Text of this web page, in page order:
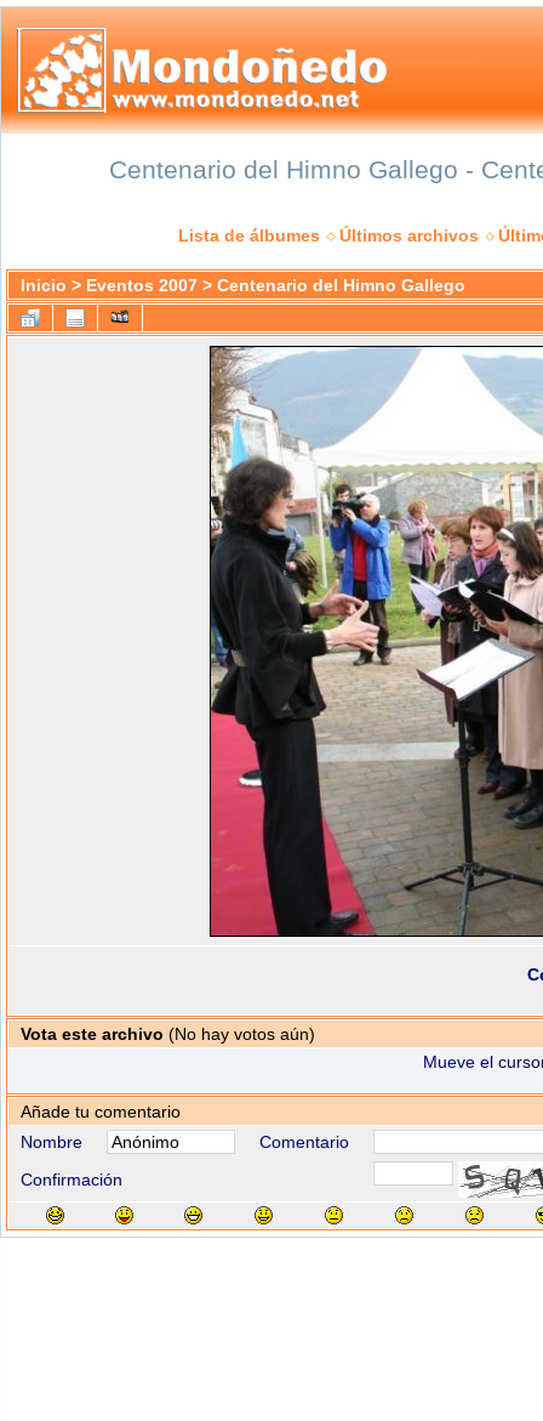
Centenario del Himno Gallego -
Lista de álbumes Últimos archivos
Inicio > Eventos 2007 > Centenario del Himno Gallego
Vota este archivo (No hay votos aún)
Mueve el
Añade tu comentario
Nombre
Comentario
Confirmación